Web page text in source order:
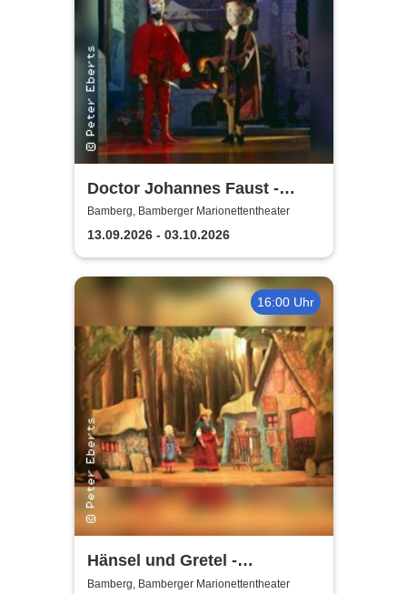
Doctor Johannes Faust -
Bamberger
Marionettentheater
Bamberg, Bamberger Marionettentheater
13.09.2026 - 03.10.2026
16:00 Uhr
Hänsel und Gretel -
Bamberger
Bamberg, Bamberger Marionettentheater